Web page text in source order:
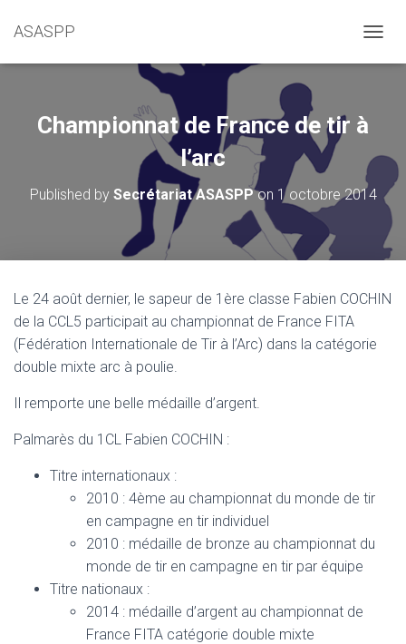
ASASPP
Championnat de France de tir à
l’arc
Published by Secrétariat ASASPPon 1 octobre 2014
Le 24 août dernier, le sapeur de 1ère classe Fabien COCHIN
de la CCL5 participait au championnat de France FITA
(Fédération Internationale de Tir à l’Arc) dans la catégorie
double mixte arc à poulie.
Il remporte une belle médaille d’argent.
Palmarès du 1CL Fabien COCHIN :
Titre internationaux :
2010 : 4ème au championnat du monde de tir
en campagne en tir individuel
2010 : médaille de bronze au championnat du
monde de tir en campagne en tir par équipe
Titre nationaux :
2014 : médaille d’argent au championnat de
France FITA catégorie double mixte